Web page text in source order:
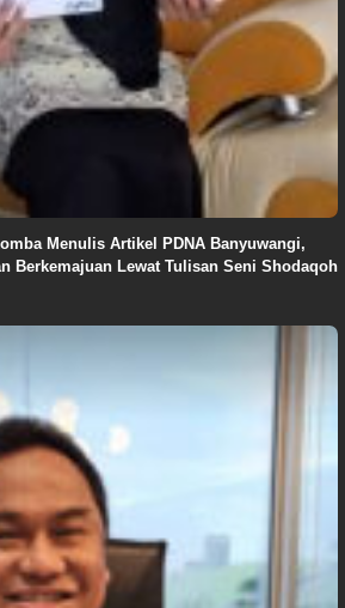
Menulis Artikel PDNA Banyuwangi,
Berkemajuan Lewat Tulisan Seni Shodaqoh